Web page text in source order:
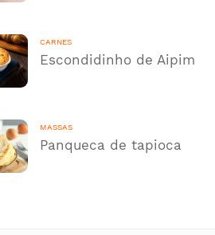
CARNES
Escondidinho de Aipim
MASSAS
Panqueca de tapioca